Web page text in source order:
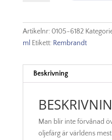
Artikelnr: 0105-6182
ml Etikett: Rembrandt
Beskrivning
Man blir inte förvånad
oljefärg är världens